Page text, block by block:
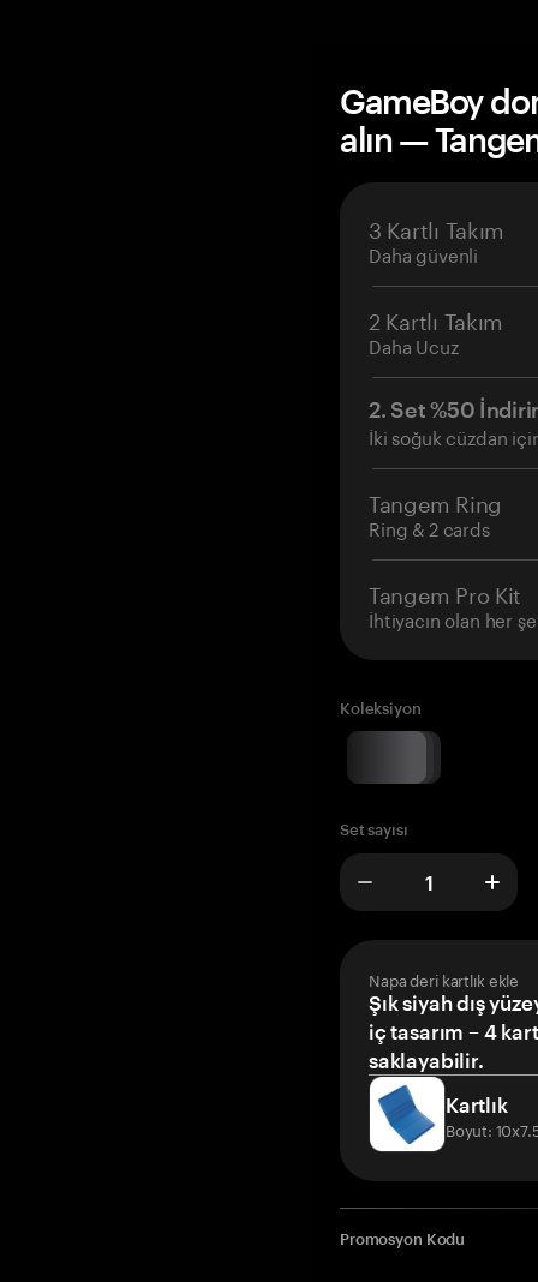
GameBoy
alın —
3 Kartlı Takım
Daha güvenli
2 Kartlı Takım
Daha Ucuz
2. Set %50
İki soğuk cüzdan
Tangem Ring
Ring & 2 cards
Tangem Pro Kit
İhtiyacın olan her
Koleksiyon
Set sayısı
Napa deri kartlık ekle
Şık siyah dış
iç tasarım – 4
saklayabilir.
Kartlık
Boyut:
Promosyon Kodu